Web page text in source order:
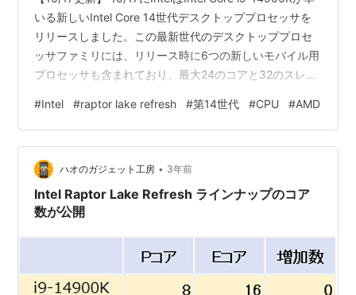
いる新しいIntel Core 14世代デスクトッププロセッサを
リリースしました。この最新世代のデスクトッププロセ
ッサフ​​ァミリには、リリース時に6つの新しいモバイル用
プロセッサも含まれており、最大24のコアと32のスレッ
Intelより第14世代CPUのラインナップが正式に発表とな
りました（下図） 発売は10月17日の予定です。
Sorce:wccftech 【以下、更新前記事】
Sorce:VideoCardz ここ数日でIntel第14世代C…
#Intel #raptor lake refresh #第14世代 #CPU #AMD
ハオのガジェット工房 • 3年前
Intel Raptor Lake Refresh ラインナップのコア
数が公開